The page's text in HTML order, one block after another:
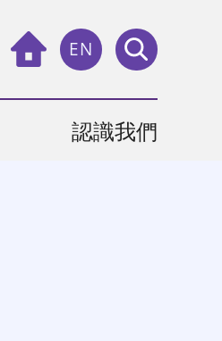
EN
認識我們